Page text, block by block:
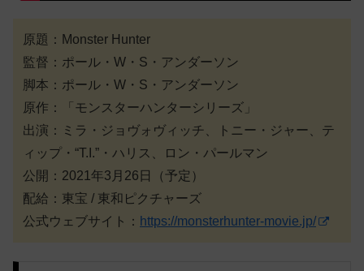
原題：Monster Hunter
監督：ポール・W・S・アンダーソン
脚本：ポール・W・S・アンダーソン
原作：「モンスターハンターシリーズ」
出演：ミラ・ジョヴォヴィッチ、トニー・ジャー、テ
ィップ・“T.I.”・ハリス、ロン・パールマン
公開：2021年3月26日（予定）
配給：東宝 / 東和ピクチャーズ
公式ウェブサイト： https://monsterhunter-movie.jp/